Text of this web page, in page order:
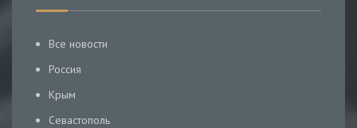
Все новости
Россия
Крым
Севастополь